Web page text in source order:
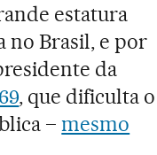
estatura
no Brasil, e por
da
, que dificulta o
–mesmo